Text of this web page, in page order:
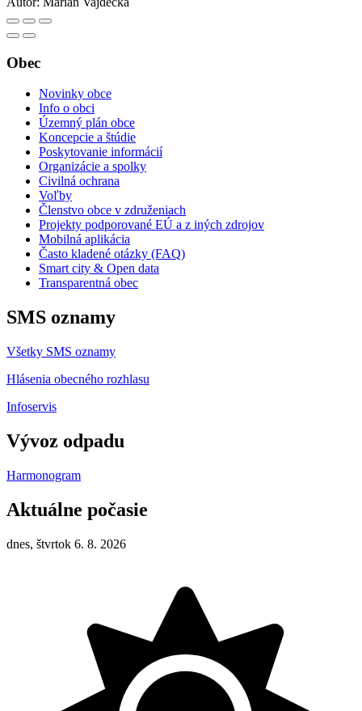
Obec
Novinky obce
Info o obci
Územný plán obce
Koncepcie a štúdie
Poskytovanie informácií
Organizácie a spolky
Civilná ochrana
Voľby
Členstvo obce v združeniach
Projekty podporované EÚ a z iných zdrojov
Mobilná aplikácia
Často kladené otázky (FAQ)
Smart city & Open data
Transparentná obec
SMS oznamy
Všetky SMS oznamy
Hlásenia obecného rozhlasu
Infoservis
Vývoz odpadu
Harmonogram
Aktuálne počasie
dnes, štvrtok 6. 8. 2026